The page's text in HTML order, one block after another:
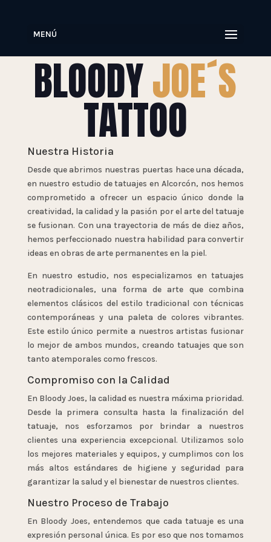
MENÚ
BLOODYJOE´S
TATTOO
Nuestra Historia
Desde que abrimos nuestras puertas hace una década,
en nuestro estudio de tatuajes en Alcorcón, nos hemos
comprometido a ofrecer un espacio único donde la
creatividad, la calidad y la pasión por el arte del tatuaje
se fusionan. Con una trayectoria de más de diez años,
hemos perfeccionado nuestra habilidad para convertir
ideas en obras de arte permanentes en la piel.
En nuestro estudio, nos especializamos en tatuajes
neotradicionales, una forma de arte que combina
elementos clásicos del estilo tradicional con técnicas
contemporáneas y una paleta de colores vibrantes.
Este estilo único permite a nuestros artistas fusionar
lo mejor de ambos mundos, creando tatuajes que son
tanto atemporales como frescos.
Compromiso con la Calidad
En Bloody Joes, la calidad es nuestra máxima prioridad.
Desde la primera consulta hasta la finalización del
tatuaje, nos esforzamos por brindar a nuestros
clientes una experiencia excepcional. Utilizamos solo
los mejores materiales y equipos, y cumplimos con los
más altos estándares de higiene y seguridad para
garantizar la salud y el bienestar de nuestros clientes.
Nuestro Proceso de Trabajo
En Bloody Joes, entendemos que cada tatuaje es una
expresión personal única. Es por eso que nos tomamos